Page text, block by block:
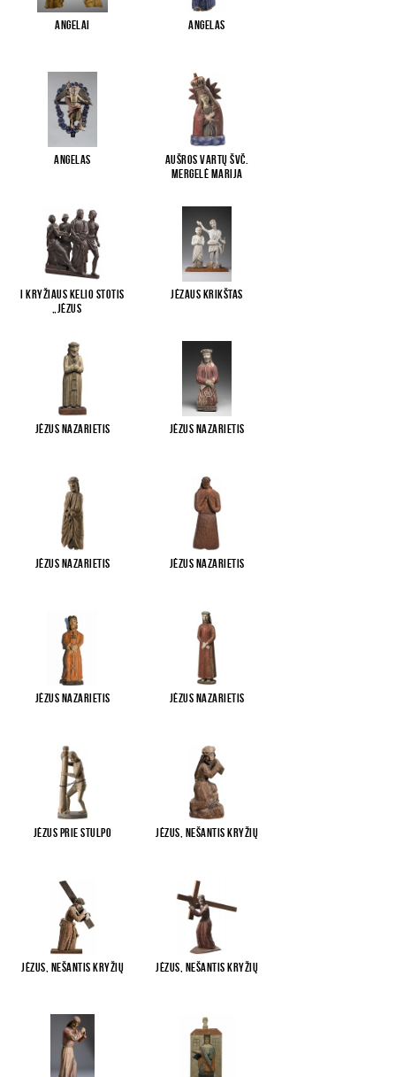
Angelai Angelas
Angelas
Aušros Vartų Švč.
Mergelė Marija
I Kryžiaus kelio stotis
„Jėzus
Jėzaus krikštas
Jėzus Nazarietis Jėzus Nazarietis
Jėzus Nazarietis Jėzus Nazarietis
Jėzus Nazarietis Jėzus Nazarietis
Jėzus prie stulpo Jėzus, nešantis kryžių
Jėzus, nešantis kryžių Jėzus, nešantis kryžių